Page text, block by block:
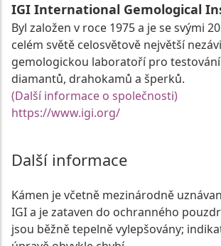
IGI International Gemological
Byl založen v roce 1975 a je se svými
celém světě celosvětově největší
gemologickou laboratoří pro
diamantů, drahokamů a šperků.
(Další informace o společnosti)
https://www.igi.org/
Další informace
Kámen je včetně mezinárodně
IGI a je zataven do ochranného
jsou běžně tepelně vylepšovány;